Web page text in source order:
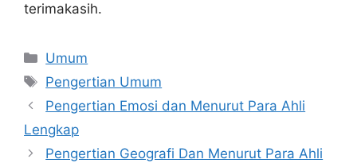
terimakasih.
Categories
Umum
Tags
Pengertian Umum
Pengertian Emosi dan Menurut Para Ahli
Lengkap
Pengertian Geografi Dan Menurut Para Ahli